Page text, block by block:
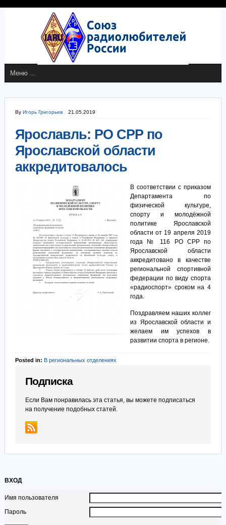
By Игорь Григорьев 21.05.2019
Ярославль: РО СРР по
Ярославской области
аккредитовалось
В соответствии с приказом
Департамента по
физической культуре,
спорту и молодёжной
политике Ярославской
области от 19 апреля 2019
года № 116 РО СРР по
Ярославской области
аккредитовано в качестве
региональной спортивной
федерации по виду спорта
«радиоспорт» сроком на 4
года.
Поздравляем наших коллег
из Ярославской области и
желаем им успехов в
развитии спорта в регионе.
Posted in: В региональных отделениях
Подписка
Если Вам понравилась эта статья, вы можете подписаться
на получение подобных статей.
ВХОД
Имя пользователя
Пароль